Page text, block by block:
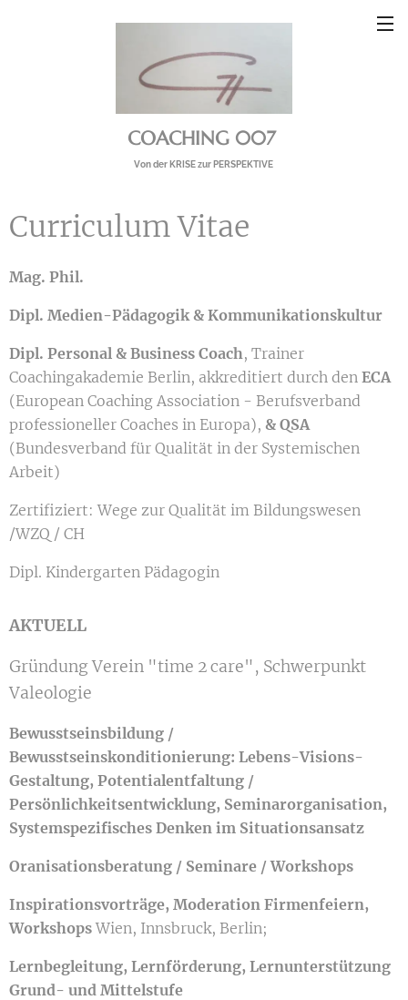
COACHING 007
Von der KRISE zur PERSPEKTIVE
Curriculum Vitae
Mag. Phil.
Dipl. Medien-Pädagogik & Kommunikationskultur
Dipl. Personal & Business Coach, Trainer
Coachingakademie Berlin, akkreditiert durch den ECA
(European Coaching Association - Berufsverband
professioneller Coaches in Europa), & QSA
(Bundesverband für Qualität in der Systemischen
Arbeit)
Zertifiziert: Wege zur Qualität im Bildungswesen
/WZQ / CH
Dipl. Kindergarten Pädagogin
AKTUELL
Gründung Verein "time 2 care", Schwerpunkt
Valeologie
Bewusstseinsbildung /
Bewusstseinskonditionierung: Lebens-Visions-
Gestaltung, Potentialentfaltung /
Persönlichkeitsentwicklung, Seminarorganisation,
Systemspezifisches Denken im Situationsansatz
Oranisationsberatung / Seminare / Workshops
Inspirationsvorträge, Moderation Firmenfeiern,
WorkshopsWien, Innsbruck, Berlin;
Lernbegleitung, Lernförderung, Lernunterstützung
Grund- und Mittelstufe